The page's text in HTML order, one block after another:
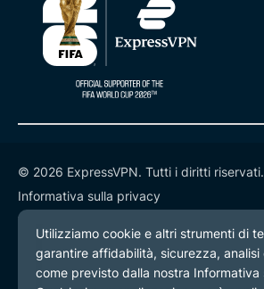
© 2026 ExpressVPN. Tutti i diritti riservati.
Informativa sulla privacy
Termini di servizio
Preferenze cookie